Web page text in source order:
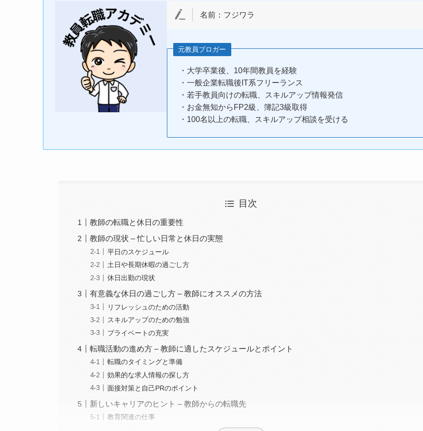
名前：フジワラ
元教員ブロガー
・大学卒業後、10年間教員を経験
・一般企業転職後IT系フリーランス
・若手教員向けの転職、スキルアップ情報発信
・お金無知からFP2級、簿記3級取得
・100名以上の転職、スキルアップ相談を受ける
目次
教師の転職と休日の重要性
教師の現状 – 忙しい日常と休日の実態
平日のスケジュール
土日や長期休暇の過ごし方
休日出勤の現状
有意義な休日の過ごし方 – 教師にオススメの方法
リフレッシュのための活動
スキルアップのための勉強
プライベートの充実
転職活動の進め方 – 教師に適したスケジュールとポイント
転職のタイミングと準備
効果的な求人情報の探し方
面接対策と自己PRのポイント
新しいキャリアのヒント – 教師からの転職先
教育関連の仕事